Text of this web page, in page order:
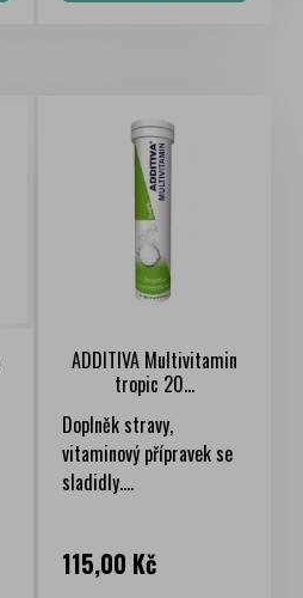
ADDITIVA Multivitamin
tropic 20...
Doplněk stravy,
vitaminový přípravek se
sladidly....
Cena
115,00 Kč